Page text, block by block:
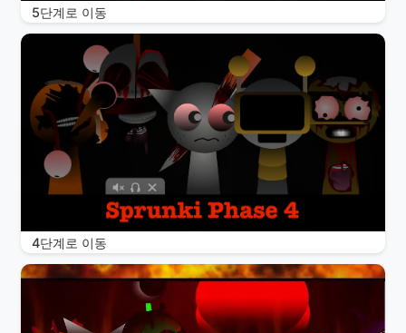
5단계로 이동
4단계로 이동